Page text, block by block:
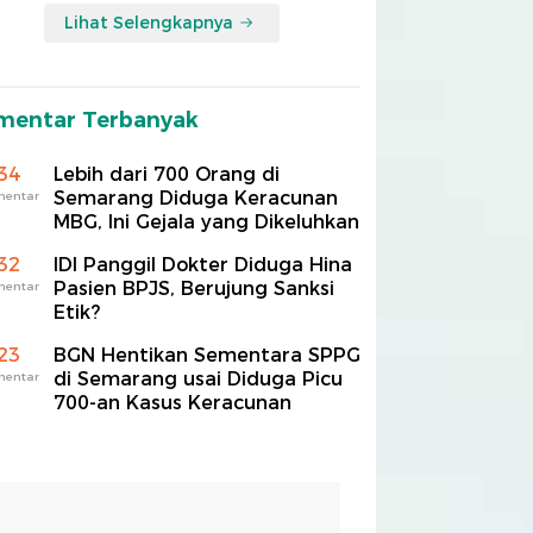
Lihat Selengkapnya
Terbanyak
Lebih dari 700 Orang di
Semarang Diduga Keracunan
MBG, Ini Gejala yang Dikeluhkan
IDI Panggil Dokter Diduga Hina
Pasien BPJS, Berujung Sanksi
Etik?
BGN Hentikan Sementara SPPG
di Semarang usai Diduga Picu
700-an Kasus Keracunan